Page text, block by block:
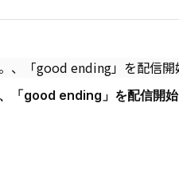
「good ending」を配信開始